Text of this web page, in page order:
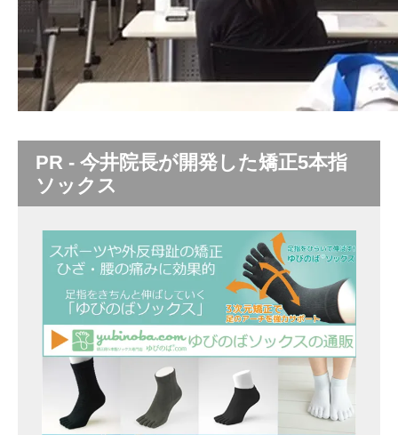
PR - 今井院長が開発した矯正5本指
ソックス